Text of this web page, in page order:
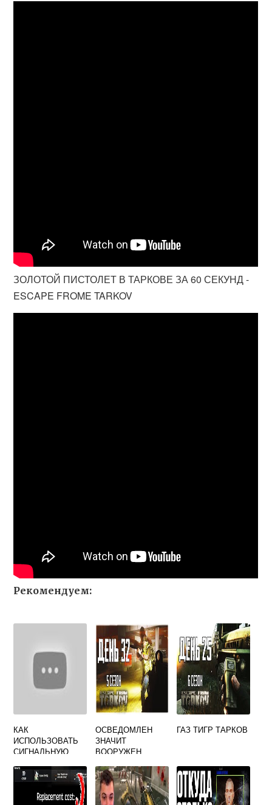
ЗОЛОТОЙ ПИСТОЛЕТ В ТАРКОВЕ ЗА 60 СЕКУНД -
ESCAPE FROME TARKOV
Рекомендуем:
КАК
ИСПОЛЬЗОВАТЬ
СИГНАЛЬНУЮ
ОСВЕДОМЛЕН
ЗНАЧИТ
ВООРУЖЕН
ГАЗ ТИГР ТАРКОВ